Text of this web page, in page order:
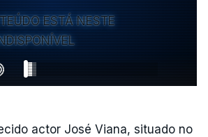
ESTÁ NESTE
actor José Viana, situado no